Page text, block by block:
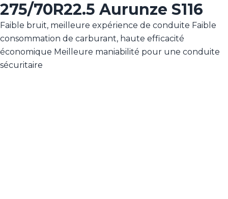
275/70R22.5 Aurunze S116
Faible bruit, meilleure expérience de conduite Faible
consommation de carburant, haute efficacité
économique Meilleure maniabilité pour une conduite
sécuritaire